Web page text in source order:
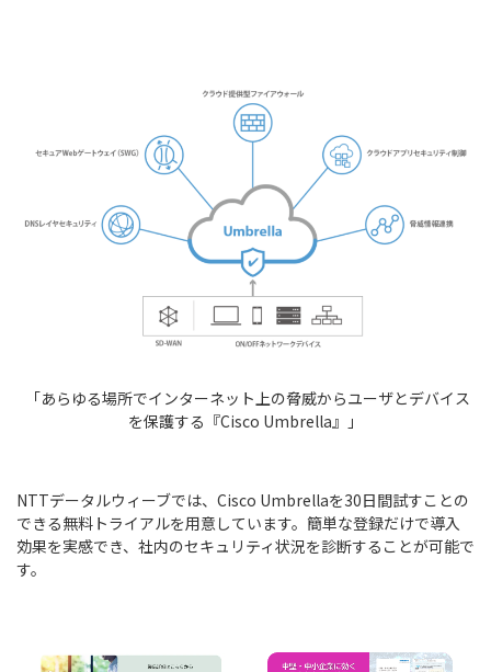
「あらゆる場所でインターネット上の脅威からユーザとデバイス
を保護する『Cisco Umbrella』」
NTTデータルウィーブでは、Cisco Umbrellaを30日間試すことの
できる無料トライアルを用意しています。簡単な登録だけで導入
効果を実感でき、社内のセキュリティ状況を診断することが可能で
す。